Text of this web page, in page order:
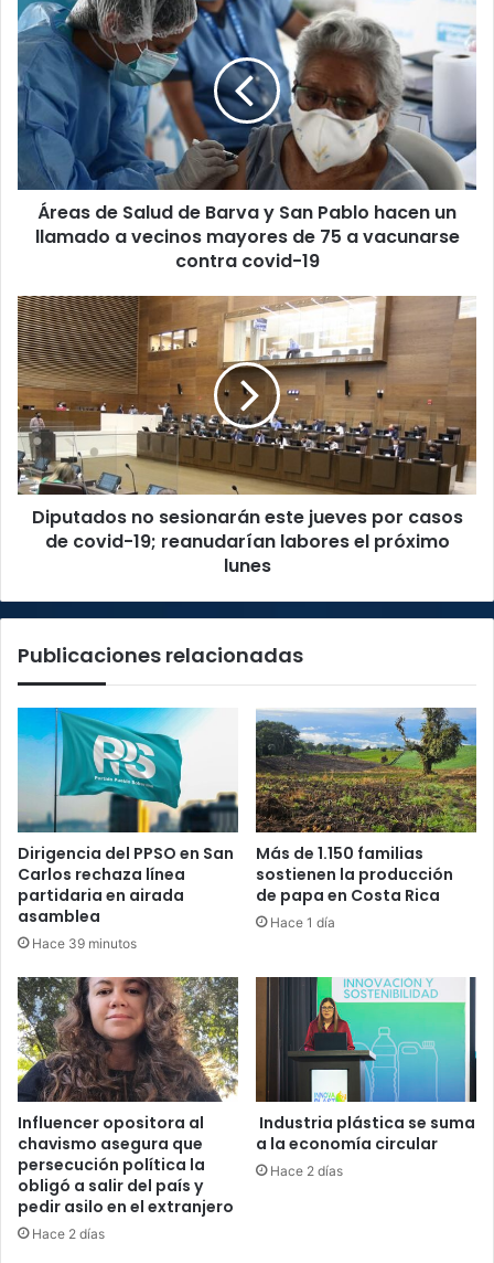
de
Salud
de
Barva
y
San
Pablo
hacen
llamado
mayores
de
75
a
vacunarse
contra
covid-
19
Áreas de Salud de Barva y San Pablo hacen un
llamado a vecinos mayores de 75 a vacunarse
contra covid-19
Diputados
no
sesionarán
este
jueves
por
casos
de
covid-
19;
reanudarían
próximo
Diputados no sesionarán este jueves por casos
de covid-19; reanudarían labores el próximo
lunes
Publicaciones relacionadas
Dirigencia del PPSO en San
Carlos rechaza línea
partidaria en airada
asamblea
Hace 39 minutos
Más de 1.150 familias
sostienen la producción
de papa en Costa Rica
Hace 1 día
Influencer opositora al
chavismo asegura que
persecución política la
obligó a salir del país y
pedir asilo en el extranjero
Hace 2 días
Industria plástica se suma
a la economía circular
Hace 2 días